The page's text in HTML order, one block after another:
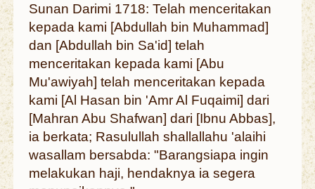
Sunan Darimi 1718: Telah menceritakan
kepada kami [Abdullah bin Muhammad]
dan [Abdullah bin Sa'id] telah
menceritakan kepada kami [Abu
Mu'awiyah] telah menceritakan kepada
kami [Al Hasan bin 'Amr Al Fuqaimi] dari
[Mahran Abu Shafwan] dari [Ibnu Abbas],
ia berkata; Rasulullah shallallahu 'alaihi
wasallam bersabda: "Barangsiapa ingin
melakukan haji, hendaknya ia segera